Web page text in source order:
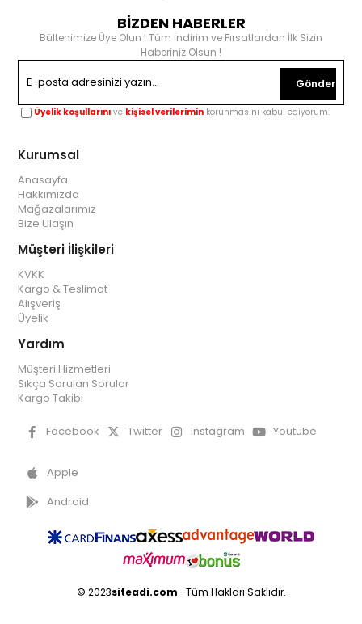
BİZDEN HABERLER
Bültenimize Üye Olun ! Tüm İndirim ve Fırsatlardan İlk Sizin
Haberiniz Olsun !
Gönder
Üyelik koşullarını ve kişisel verilerimin korunmasını kabul ediyorum.
Kurumsal
Anasayfa
Hakkımızda
Mağazalarımız
Bize Ulaşın
Müşteri İlişkileri
KVKK
Kargo & Teslimat
Alışveriş
Üyelik
Yardım
Müşteri Hizmetleri
Sıkça Sorulan Sorular
Kargo Takibi
Facebook Twitter Instagram Youtube
Apple
Android
© 2023siteadi.com- Tüm Hakları Saklıdır.